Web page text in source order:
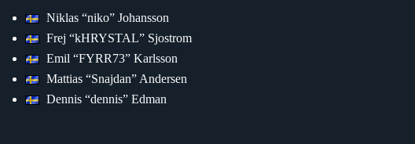
Niklas “niko” Johansson
Frej “kHRYSTAL” Sjostrom
Emil “FYRR73” Karlsson
Mattias “Snajdan” Andersen
Dennis “dennis” Edman